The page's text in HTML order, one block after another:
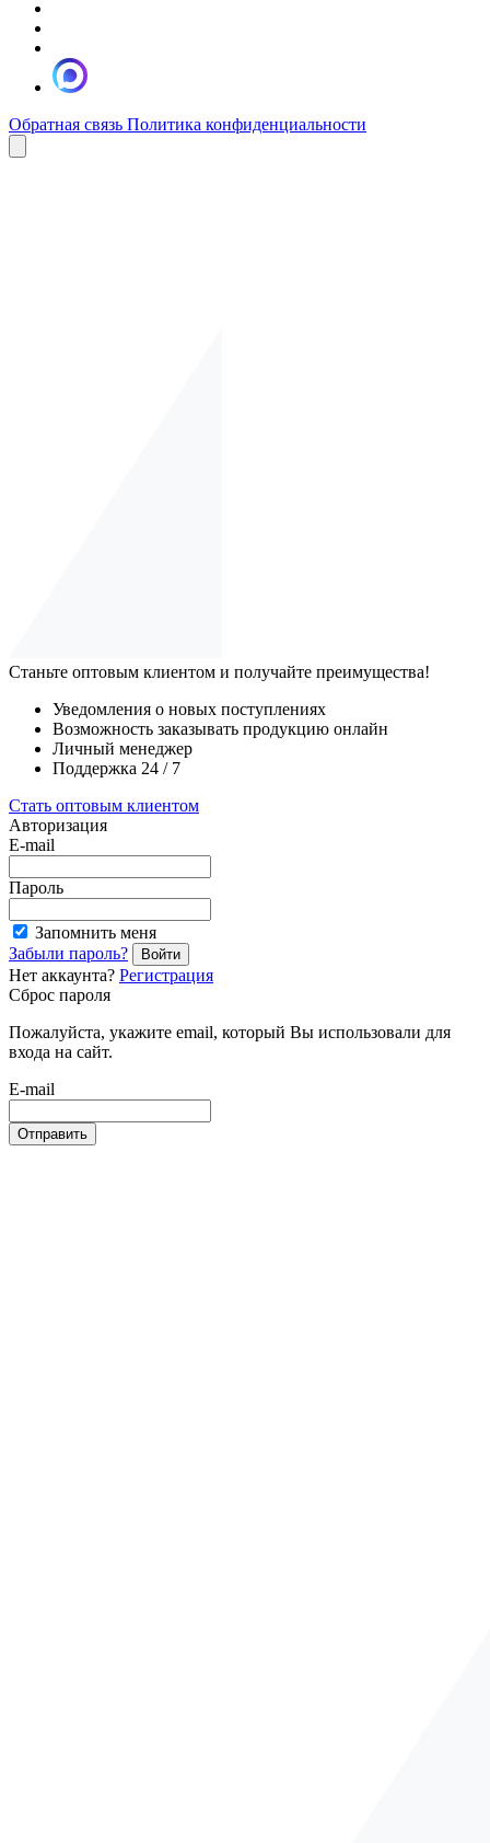
Обратная связь Политика конфиденциальности
Станьте оптовым клиентом и получайте преимущества!
Уведомления о новых поступлениях
Возможность заказывать продукцию онлайн
Личный менеджер
Поддержка 24 / 7
Стать оптовым клиентом
Авторизация
E-mail
Пароль
Запомнить меня
Забыли пароль?
Войти
Нет аккаунта? Регистрация
Сброс пароля
Пожалуйста, укажите email, который Вы использовали для
входа на сайт.
E-mail
Отправить